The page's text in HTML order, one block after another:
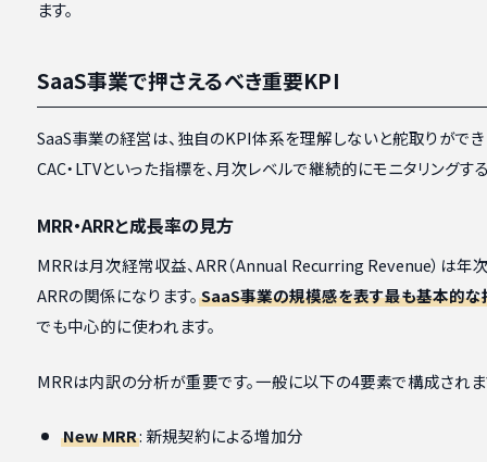
ます。
SaaS事業で押さえるべき重要KPI
SaaS事業の経営は、独自のKPI体系を理解しないと舵取りができま
CAC・LTVといった指標を、月次レベルで継続的にモニタリングす
MRR・ARRと成長率の見方
MRRは月次経常収益、ARR（Annual Recurring Revenue）は
ARRの関係になります。 SaaS事業の規模感を表す最も基本的な
でも中心的に使われます。
MRRは内訳の分析が重要です。一般に以下の4要素で構成されま
New MRR: 新規契約による増加分